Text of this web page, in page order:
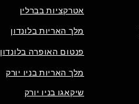
אטרקציות בברלין
מלך האריות בלונדון
פנטום האופרה בלונדון
מלך האריות בניו יורק
שיקאגו בניו יורק